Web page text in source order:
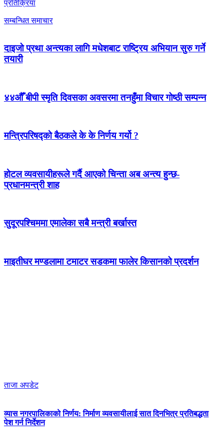
प्रतिक्रिया
सम्बन्धित समाचार
दाइजो प्रथा अन्त्यका लागि मधेशबाट राष्ट्रिय अभियान सुरु गर्ने
तयारी
४४औँ बीपी स्मृति दिवसका अवसरमा तनहुँमा विचार गोष्ठी सम्पन्न
मन्त्रिपरिषद्को बैठकले के के निर्णय गर्यो ?
होटल व्यवसायीहरूले गर्दै आएको चिन्ता अब अन्त्य हुन्छ-
प्रधानमन्त्री शाह
सुदूरपश्चिममा एमालेका सबै मन्त्री बर्खास्त
माइतीघर मण्डलामा टमाटर सडकमा फालेर किसानको प्रदर्शन
ताजा अपडेट
व्यास नगरपालिकाको निर्णय: निर्माण व्यवसायीलाई सात दिनभित्र प्रतिबद्धता
पेश गर्न निर्देशन